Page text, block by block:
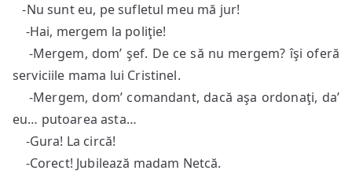
-Nu sunt eu, pe sufletul meu mă jur!
-Hai, mergem la poliţie!
-Mergem, dom’ şef. De ce să nu mergem? îşi oferă
serviciile mama lui Cristinel.
-Mergem, dom’ comandant, dacă aşa ordonaţi, da’
eu… putoarea asta…
-Gura! La circă!
-Corect! Jubilează madam Netcă.